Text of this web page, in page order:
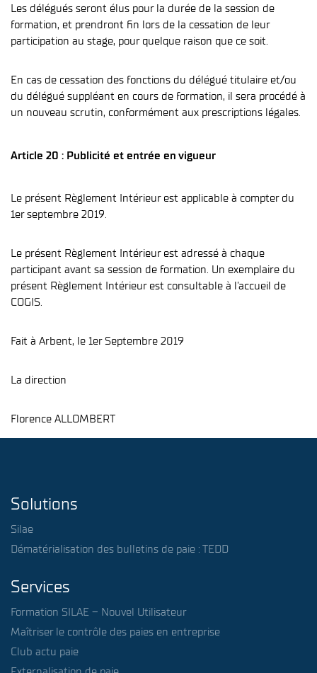
Les délégués seront élus pour la durée de la session de
formation, et prendront fin lors de la cessation de leur
participation au stage, pour quelque raison que ce soit.
En cas de cessation des fonctions du délégué titulaire et/ou
du délégué suppléant en cours de formation, il sera procédé à
un nouveau scrutin, conformément aux prescriptions légales.
Article 20 : Publicité et entrée en vigueur
Le présent Règlement Intérieur est applicable à compter du
1er septembre 2019.
Le présent Règlement Intérieur est adressé à chaque
participant avant sa session de formation. Un exemplaire du
présent Règlement Intérieur est consultable à l’accueil de
COGIS.
Fait à Arbent, le 1er Septembre 2019
La direction
Florence ALLOMBERT
Solutions
Silae
Dématérialisation des bulletins de paie : TEDD
Services
Formation SILAE – Nouvel Utilisateur
Maîtriser le contrôle des paies en entreprise
Club actu paie